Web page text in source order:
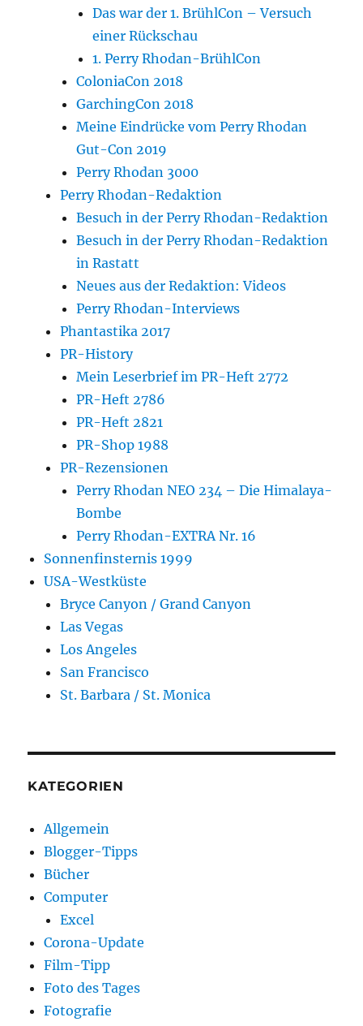
Das war der 1. BrühlCon – Versuch
einer Rückschau
1. Perry Rhodan-BrühlCon
ColoniaCon 2018
GarchingCon 2018
Meine Eindrücke vom Perry Rhodan
Gut-Con 2019
Perry Rhodan 3000
Perry Rhodan-Redaktion
Besuch in der Perry Rhodan-Redaktion
Besuch in der Perry Rhodan-Redaktion
in Rastatt
Neues aus der Redaktion: Videos
Perry Rhodan-Interviews
Phantastika 2017
PR-History
Mein Leserbrief im PR-Heft 2772
PR-Heft 2786
PR-Heft 2821
PR-Shop 1988
PR-Rezensionen
Perry Rhodan NEO 234 – Die Himalaya-
Bombe
Perry Rhodan-EXTRA Nr. 16
Sonnenfinsternis 1999
USA-Westküste
Bryce Canyon / Grand Canyon
Las Vegas
Los Angeles
San Francisco
St. Barbara / St. Monica
KATEGORIEN
Allgemein
Blogger-Tipps
Bücher
Computer
Excel
Corona-Update
Film-Tipp
Foto des Tages
Fotografie